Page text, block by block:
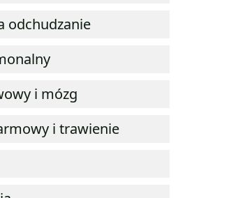
odchudzanie
i mózg
i trawienie